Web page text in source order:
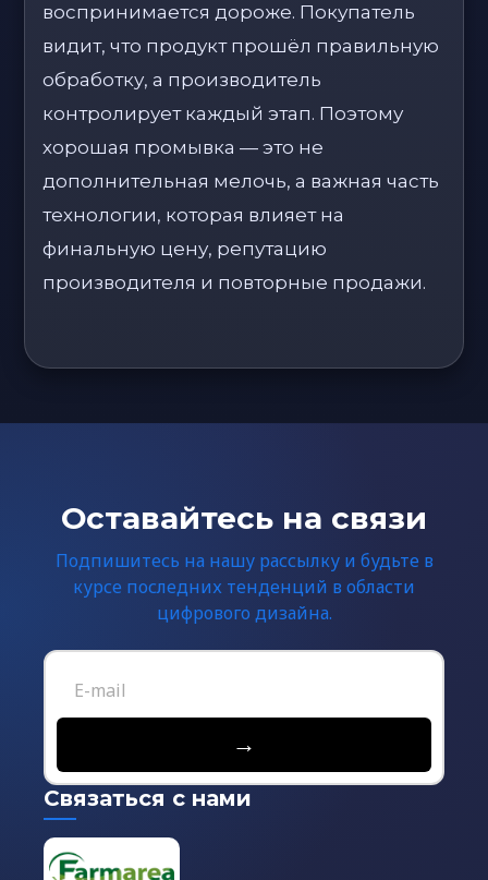
воспринимается дороже. Покупатель
видит, что продукт прошёл правильную
обработку, а производитель
контролирует каждый этап. Поэтому
хорошая промывка — это не
дополнительная мелочь, а важная часть
технологии, которая влияет на
финальную цену, репутацию
производителя и повторные продажи.
Оставайтесь на связи
Подпишитесь на нашу рассылку и будьте в
курсе последних тенденций в области
цифрового дизайна.
→
Связаться с нами